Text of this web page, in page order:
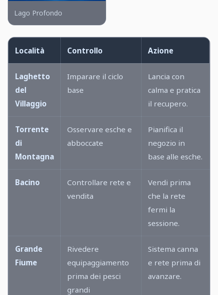
Lago Profondo
Località Controllo Azione
Laghetto
del
Villaggio
Imparare il ciclo
base
Lancia con
calma e pratica
il recupero.
Torrente
di
Montagna
Osservare esche e
abboccate
Pianifica il
negozio in
base alle esche.
Bacino
Controllare rete e
vendita
Vendi prima
che la rete
fermi la
sessione.
Grande
Fiume
Rivedere
equipaggiamento
prima dei pesci
grandi
Sistema canna
e rete prima di
avanzare.